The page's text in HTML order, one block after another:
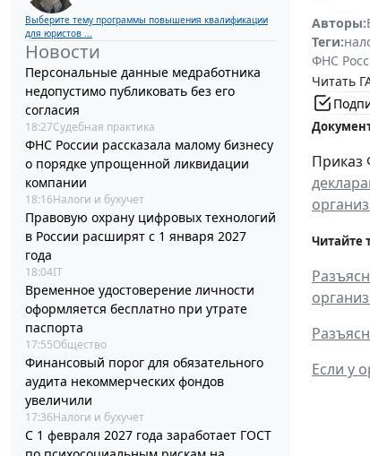
Выберите тему программы повышения квалификации
для юристов ...
Новости
Персональные данные медработника
недопустимо публиковать без его
согласия
18:27Судебная практика
ФНС России рассказала малому бизнесу
о порядке упрощенной ликвидации
компании
18:16Налоги и бухучет
Правовую охрану цифровых технологий
в России расширят с 1 января 2027
года
18:04IT
Временное удостоверение личности
оформляется бесплатно при утрате
паспорта
17:55Общество
Финансовый порог для обязательного
аудита некоммерческих фондов
увеличили
17:36Налоги и бухучет
С 1 февраля 2027 года заработает ГОСТ
Авторы:
Теги:
ФНС
Читать
Приказ
Читайте
Если у